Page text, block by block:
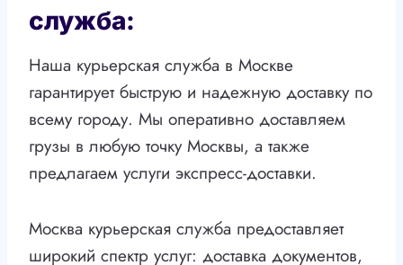
служба:
Наша курьерская служба в Москве
гарантирует быструю и надежную доставку по
всему городу. Мы оперативно доставляем
грузы в любую точку Москвы, а также
предлагаем услуги экспресс-доставки.
Москва курьерская служба предоставляет
широкий спектр услуг: доставка документов,